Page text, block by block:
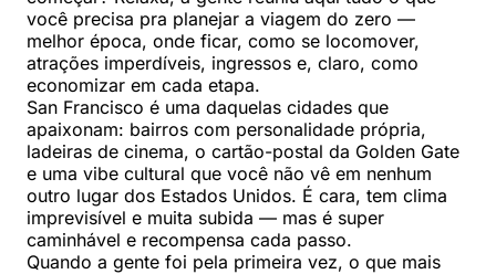
você precisa pra planejar a viagem do zero —
melhor época, onde ficar, como se locomover,
atrações imperdíveis, ingressos e, claro, como
economizar em cada etapa.
San Francisco é uma daquelas cidades que
apaixonam: bairros com personalidade própria,
ladeiras de cinema, o cartão-postal da Golden Gate
e uma vibe cultural que você não vê em nenhum
outro lugar dos Estados Unidos. É cara, tem clima
imprevisível e muita subida — mas é super
caminhável e recompensa cada passo.
Quando a gente foi pela primeira vez, o que mais